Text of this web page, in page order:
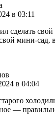
в 03:11
сделать
мини-сад,
в 04:04
—